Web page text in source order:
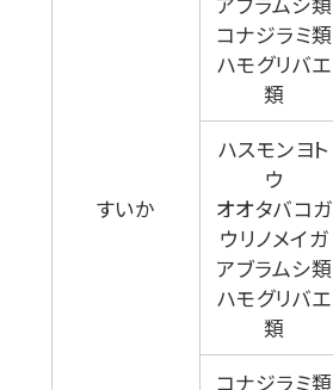
すいか
コナジラミ類
ハモグリバエ
類
ハスモンヨト
ウ
オオタバコガ
ウリノメイガ
アブラムシ類
ハモグリバエ
類
コナジラミ類